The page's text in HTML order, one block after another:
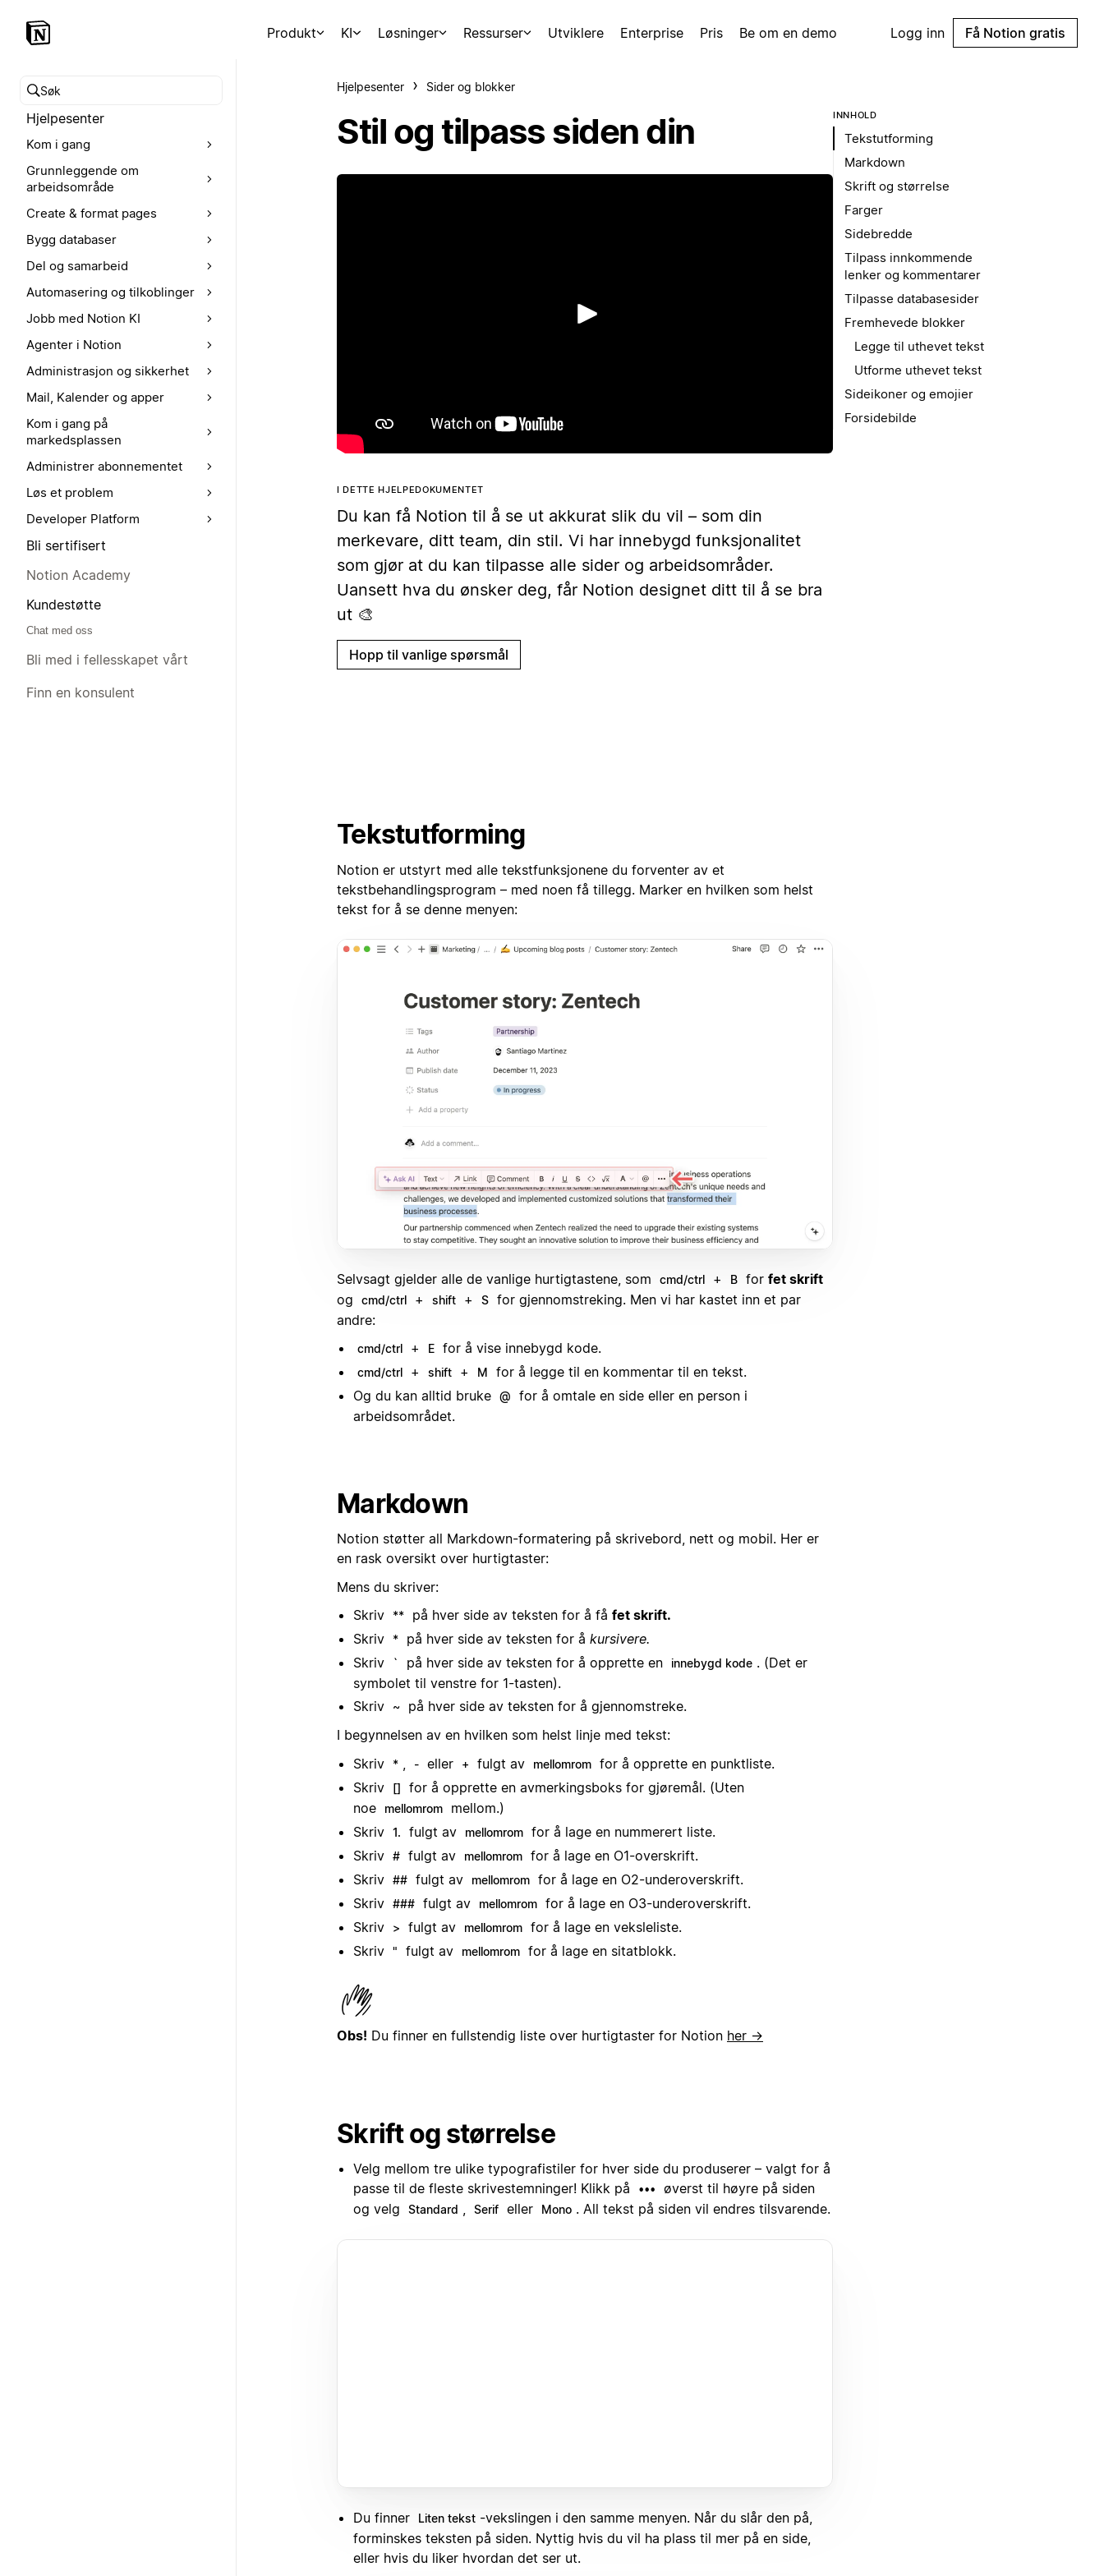
Produkt KI Løsninger Ressurser Utviklere Enterprise Pris Be om en demo Logg inn Få Notion gratis
Søk i hjelpesenteret
Hjelpesenter
Kom i gang
Grunnleggende om
arbeidsområde
Create & format pages
Bygg databaser
Del og samarbeid
Automasering og tilkoblinger
Jobb med Notion KI
Agenter i Notion
Administrasjon og sikkerhet
Mail, Kalender og apper
Kom i gang på
markedsplassen
Administrer abonnementet
Løs et problem
Developer Platform
Bli sertifisert
Notion Academy
Kundestøtte
Chat med oss
Bli med i fellesskapet vårt
Finn en konsulent
Hjelpesenter Sider og blokker
Stil og tilpass siden din
Spill av
I DETTE HJELPEDOKUMENTET
Du kan få Notion til å se ut akkurat slik du vil – som din
merkevare, ditt team, din stil. Vi har innebygd funksjonalitet
som gjør at du kan tilpasse alle sider og arbeidsområder.
Uansett hva du ønsker deg, får Notion designet ditt til å se bra
ut 🎨
Hopp til vanlige spørsmål
Tekstutforming
Notion er utstyrt med alle tekstfunksjonene du forventer av et
tekstbehandlingsprogram – med noen få tillegg. Marker en hvilken som helst
tekst for å se denne menyen:
Selvsagt gjelder alle de vanlige hurtigtastene, som cmd/ctrl + B for fet skrift
og
cmd/ctrl + shift + S for gjennomstreking. Men vi har kastet inn et par
andre:
cmd/ctrl + E for å vise innebygd kode.
cmd/ctrl + shift + M
for å legge til en kommentar til en tekst.
Og du kan alltid bruke @
for å omtale en side eller en person i
arbeidsområdet.
Markdown
Notion støtter all Markdown-formatering på skrivebord, nett og mobil. Her er
en rask oversikt over hurtigtaster:
Mens du skriver:
Skriv
** på hver side av teksten for å få fet skrift.
Skriv
* på hver side av teksten for å kursivere.
Skriv
` på hver side av teksten for å opprette en innebygd kode . (Det er
symbolet til venstre for 1-tasten).
Skriv
~
på hver side av teksten for å gjennomstreke.
I begynnelsen av en hvilken som helst linje med tekst:
Skriv
* - eller + fulgt av mellomrom for å opprette en punktliste.
Skriv
[]
for å opprette en avmerkingsboks for gjøremål. (Uten
noe
mellomrom
mellom.)
Skriv 1. fulgt av mellomrom for å lage en nummerert liste.
Skriv # fulgt av mellomrom for å lage en O1-overskrift.
Skriv ## fulgt av mellomrom for å lage en O2-underoverskrift.
Skriv ### fulgt av mellomrom for å lage en O3-underoverskrift.
Skriv
> fulgt av mellomrom for å lage en veksleliste.
Skriv " fulgt av mellomrom for å lage en sitatblokk.
Obs! Du finner en fullstendig liste over hurtigtaster for Notion her →
Skrift og størrelse
Velg mellom tre ulike typografistiler for hver side du produserer – valgt for å
passe til de fleste skrivestemninger! Klikk på
•••
øverst til høyre på siden
og velg
Standard , Serif eller Mono . All tekst på siden vil endres tilsvarende.
Du finner Liten tekst -vekslingen i den samme menyen. Når du slår den på,
forminskes teksten på siden. Nyttig hvis du vil ha plass til mer på en side,
eller hvis du liker hvordan det ser ut.
INNHOLD
Tekstutforming
Markdown
Skrift og størrelse
Farger
Sidebredde
Tilpass innkommende
lenker og kommentarer
Tilpasse databasesider
Fremhevede blokker
Legge til uthevet tekst
Utforme uthevet tekst
Sideikoner og emojier
Forsidebilde